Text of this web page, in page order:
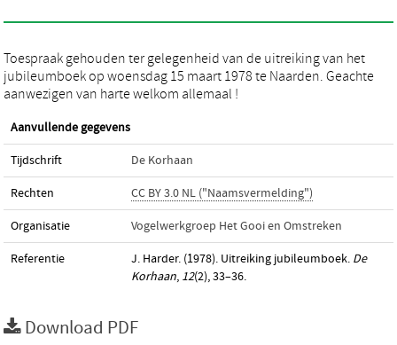
Toespraak gehouden ter gelegenheid van de uitreiking van het
jubileumboek op woensdag 15 maart 1978 te Naarden. Geachte
aanwezigen van harte welkom allemaal !
Aanvullende gegevens
Tijdschrift De Korhaan
Rechten CC BY 3.0 NL ("Naamsvermelding")
Organisatie Vogelwerkgroep Het Gooi en Omstreken
Referentie J. Harder. (1978). Uitreiking jubileumboek. De
Korhaan, 12(2), 33–36.
Download PDF